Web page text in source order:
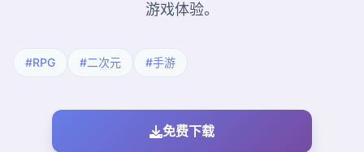
游戏体验。
#RPG #二次元 #手游
免费下载